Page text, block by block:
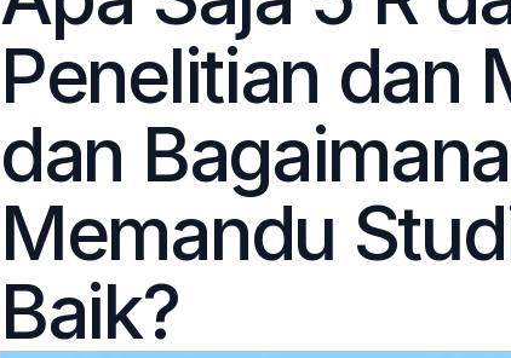
Penelitian dan
dan
Memandu
Baik?